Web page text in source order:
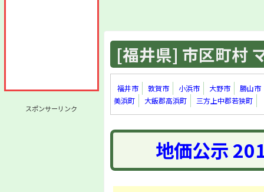
スポンサーリンク
[福井県] 市区町村
福井市 敦賀市 小浜市 大野市
勝山市
美浜町
大飯郡高浜町 三方上中郡若狭町
地価公示